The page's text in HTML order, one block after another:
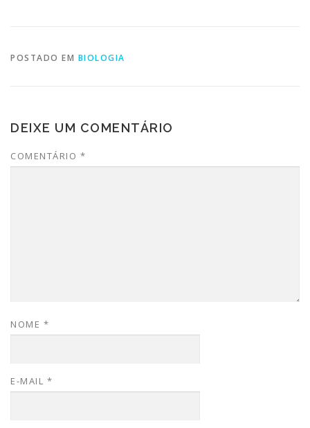
POSTADO EM BIOLOGIA
DEIXE UM COMENTÁRIO
COMENTÁRIO *
NOME *
E-MAIL *